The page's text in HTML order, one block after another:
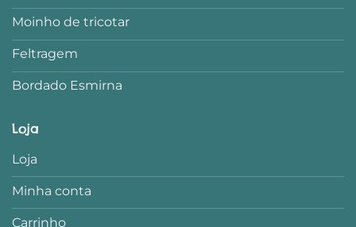
Moinho de tricotar
Feltragem
Bordado Esmirna
Loja
Loja
Minha conta
Carrinho